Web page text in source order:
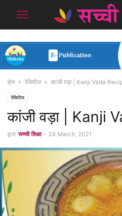
होम रेसिपीज कांजी वड़ा | Kanji Vada
रेसिपीज
कांजी वड़ा | Kanji
द्वारा सच्ची शिक्षा - 24 March, 2021